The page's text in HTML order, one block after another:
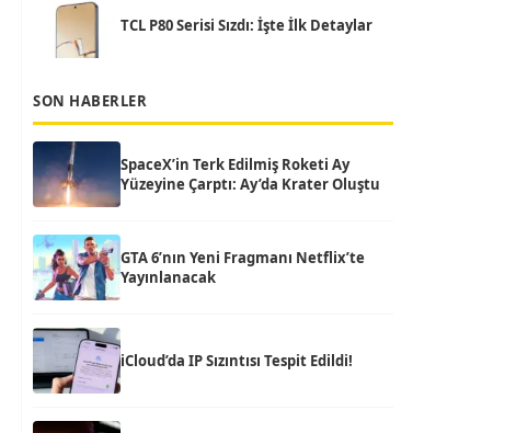
TCL P80 Serisi Sızdı: İşte İlk Detaylar
SON HABERLER
SpaceX’in Terk Edilmiş Roketi Ay
Yüzeyine Çarptı: Ay’da Krater Oluştu
GTA 6’nın Yeni Fragmanı Netflix’te
Yayınlanacak
iCloud’da IP Sızıntısı Tespit Edildi!